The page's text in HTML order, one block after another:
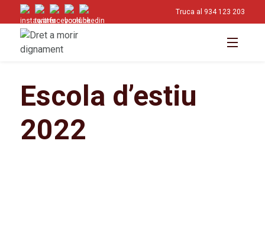
Truca al 934 123 203
Escola d’estiu
2022